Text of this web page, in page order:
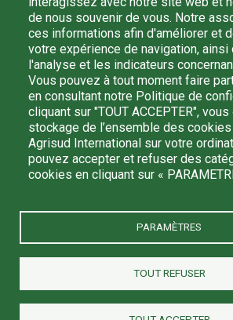
En m'inscrivant, je confirme avoir lu et
confidentialitéet j'accepte que mes
soient traitées par Agrisud International
informations de sa part. Je peux me
moment en écrivant à :
de nous souvenir de vous. Notre
ces informations afin d'améliorer et
votre expérience de navigation, ainsi
l'analyse et les indicateurs
Vous pouvez à tout moment faire
en consultant notre Politique de
cliquant sur "TOUT ACCEPTER",
stockage de l’ensemble des
Agrisud International sur votre
pouvez accepter et refuser des
cookies en cliquant sur «
PARAMÈTRES
TOUT REFUSER
bienfaisance - N° SIRET 390 364 776 00034 -
Tous droits réservés